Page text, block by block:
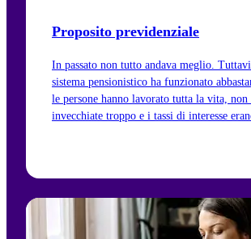
Proposito previdenziale
In passato non tutto andava meglio.
sistema pensionistico ha funzionato
le persone hanno lavorato tutta la vita, non
invecchiate troppo e i tassi di interesse
Vai all'articolo